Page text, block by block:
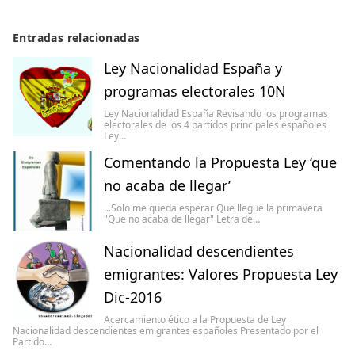
Entradas relacionadas
Ley Nacionalidad España y
programas electorales 10N
Ley Nacionalidad España Revisando los programas
electorales de los 4 partidos principales españoles
Ley…
Comentando la Propuesta Ley ‘que
no acaba de llegar’
...Solo me queda esperar Que llegue la primavera
"Que no acaba de llegar" Letra de…
Nacionalidad descendientes
emigrantes: Valores Propuesta Ley
Dic-2016
Acercamiento ético a la Propuesta de Ley
Nacionalidad descendientes emigrantes españoles Presentado por el
Partido…